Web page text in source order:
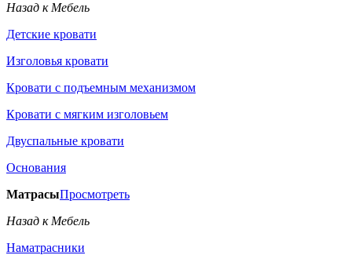
Назад к Мебель
Детские кровати
Изголовья кровати
Кровати с подъемным механизмом
Кровати с мягким изголовьем
Двуспальные кровати
Основания
МатрасыПросмотреть
Назад к Мебель
Наматрасники